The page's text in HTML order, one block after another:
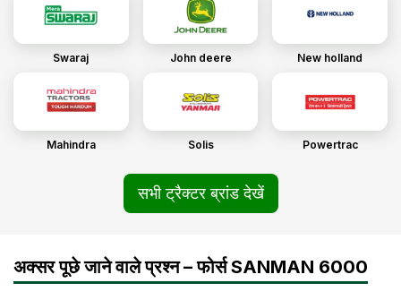
Swaraj John deere New holland
Mahindra Solis Powertrac
सभी ट्रैक्टर ब्रांड देखें
अक्सर पूछे जाने वाले प्रश्न – फोर्स SANMAN 6000